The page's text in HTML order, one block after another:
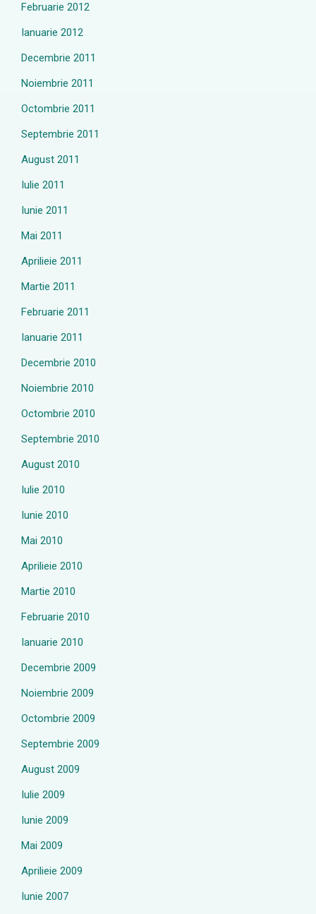
Februarie 2012
Ianuarie 2012
Decembrie 2011
Noiembrie 2011
Octombrie 2011
Septembrie 2011
August 2011
Iulie 2011
Iunie 2011
Mai 2011
Aprilieie 2011
Martie 2011
Februarie 2011
Ianuarie 2011
Decembrie 2010
Noiembrie 2010
Octombrie 2010
Septembrie 2010
August 2010
Iulie 2010
Iunie 2010
Mai 2010
Aprilieie 2010
Martie 2010
Februarie 2010
Ianuarie 2010
Decembrie 2009
Noiembrie 2009
Octombrie 2009
Septembrie 2009
August 2009
Iulie 2009
Iunie 2009
Mai 2009
Aprilieie 2009
Iunie 2007